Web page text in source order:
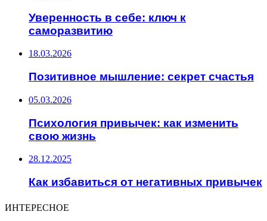
Уверенность в себе: ключ к
саморазвитию
18.03.2026
Позитивное мышление: секрет счастья
05.03.2026
Психология привычек: как изменить
свою жизнь
28.12.2025
Как избавиться от негативных привычек
ИНТЕРЕСНОЕ